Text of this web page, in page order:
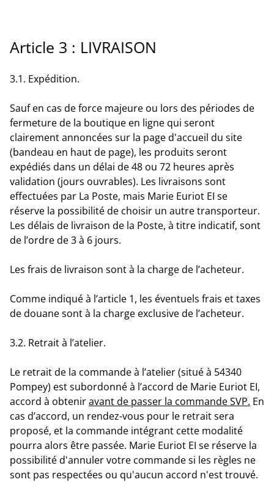
Article 3 : LIVRAISON
3.1. Expédition.
Sauf en cas de force majeure ou lors des périodes de
fermeture de la boutique en ligne qui seront
clairement annoncées sur la page d'accueil du site
(bandeau en haut de page), les produits seront
expédiés dans un délai de 48 ou 72 heures après
validation (jours ouvrables). Les livraisons sont
effectuées par La Poste, mais Marie Euriot EI se
réserve la possibilité de choisir un autre transporteur.
Les délais de livraison de la Poste, à titre indicatif, sont
de l’ordre de 3 à 6 jours.
Les frais de livraison sont à la charge de l’acheteur.
Comme indiqué à l’article 1, les éventuels frais et taxes
de douane sont à la charge exclusive de l’acheteur.
3.2. Retrait à l’atelier.
Le retrait de la commande à l’atelier (situé à 54340
Pompey) est subordonné à l’accord de Marie Euriot EI,
accord à obteniravant de passer la commande SVP. En
cas d’accord, un rendez-vous pour le retrait sera
proposé, et la commande intégrant cette modalité
pourra alors être passée. Marie Euriot EI se réserve la
possibilité d'annuler votre commande si les règles ne
sont pas respectées ou qu'aucun accord n'est trouvé.